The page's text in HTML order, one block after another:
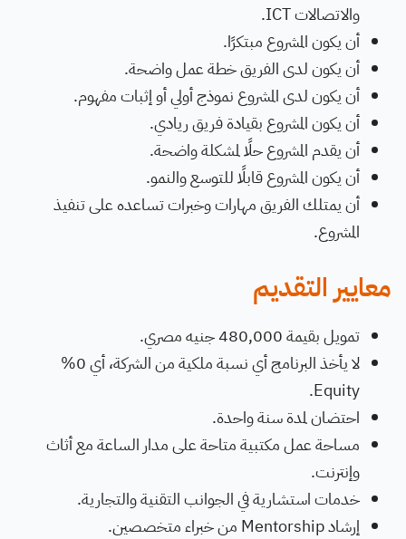
والاتصالات ICT.
أن يكون المشروع مبتكرًا.
أن يكون لدى الفريق خطة عمل واضحة.
أن يكون لدى المشروع نموذج أولي أو إثبات مفهوم.
أن يكون المشروع بقيادة فريق ريادي.
أن يقدم المشروع حلًا لمشكلة واضحة.
أن يكون المشروع قابلًا للتوسع والنمو.
أن يمتلك الفريق مهارات وخبرات تساعده على تنفيذ
المشروع.
معايير التقديم
تمويل بقيمة 480,000 جنيه مصري.
لا يأخذ البرنامج أي نسبة ملكية من الشركة، أي 0%
Equity.
احتضان لمدة سنة واحدة.
مساحة عمل مكتبية متاحة على مدار الساعة مع أثاث
وإنترنت.
خدمات استشارية في الجوانب التقنية والتجارية.
إرشاد Mentorship من خبراء متخصصين.